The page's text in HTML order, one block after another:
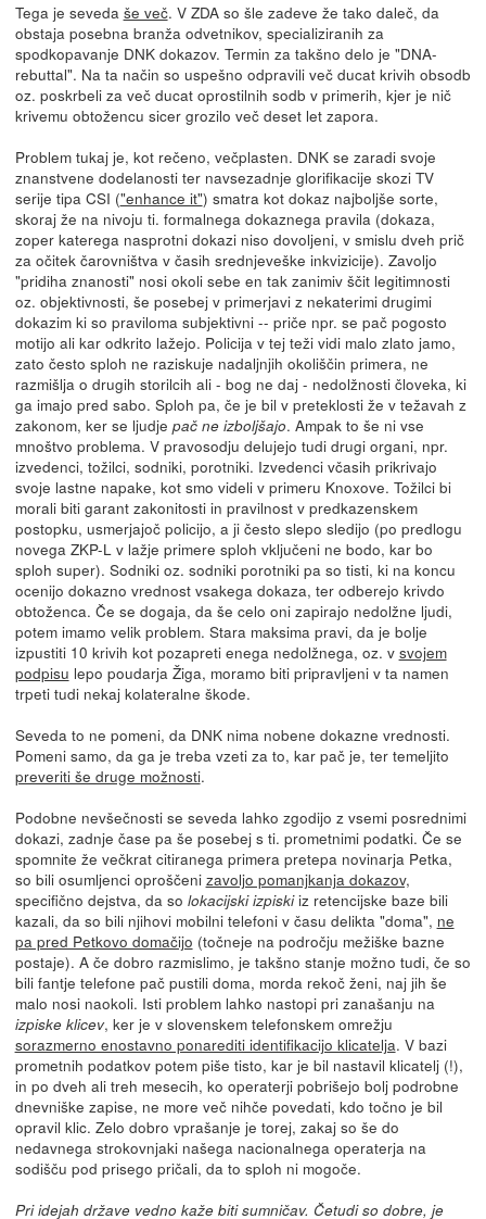
Tega je seveda še več. V ZDA so šle zadeve že tako daleč, da
obstaja posebna branža odvetnikov, specializiranih za
spodkopavanje DNK dokazov. Termin za takšno delo je "DNA-
rebuttal". Na ta način so uspešno odpravili več ducat krivih obsodb
oz. poskrbeli za več ducat oprostilnih sodb v primerih, kjer je nič
krivemu obtožencu sicer grozilo več deset let zapora.
Problem tukaj je, kot rečeno, večplasten. DNK se zaradi svoje
znanstvene dodelanosti ter navsezadnje glorifikacije skozi TV
serije tipa CSI ("enhance it") smatra kot dokaz najboljše sorte,
skoraj že na nivoju ti. formalnega dokaznega pravila (dokaza,
zoper katerega nasprotni dokazi niso dovoljeni, v smislu dveh prič
za očitek čarovništva v časih srednjeveške inkvizicije). Zavoljo
"pridiha znanosti" nosi okoli sebe en tak zanimiv ščit legitimnosti
oz. objektivnosti, še posebej v primerjavi z nekaterimi drugimi
dokazim ki so praviloma subjektivni -- priče npr. se pač pogosto
motijo ali kar odkrito lažejo. Policija v tej teži vidi malo zlato jamo,
zato često sploh ne raziskuje nadaljnjih okoliščin primera, ne
razmišlja o drugih storilcih ali - bog ne daj - nedolžnosti človeka, ki
ga imajo pred sabo. Sploh pa, če je bil v preteklosti že v težavah z
zakonom, ker se ljudje pač ne izboljšajo. Ampak to še ni vse
mnoštvo problema. V pravosodju delujejo tudi drugi organi, npr.
izvedenci, tožilci, sodniki, porotniki. Izvedenci včasih prikrivajo
svoje lastne napake, kot smo videli v primeru Knoxove. Tožilci bi
morali biti garant zakonitosti in pravilnost v predkazenskem
postopku, usmerjajoč policijo, a ji često slepo sledijo (po predlogu
novega ZKP-L v lažje primere sploh vključeni ne bodo, kar bo
sploh super). Sodniki oz. sodniki porotniki pa so tisti, ki na koncu
ocenijo dokazno vrednost vsakega dokaza, ter odberejo krivdo
obtoženca. Če se dogaja, da še celo oni zapirajo nedolžne ljudi,
potem imamo velik problem. Stara maksima pravi, da je bolje
izpustiti 10 krivih kot pozapreti enega nedolžnega, oz. v svojem
podpisu lepo poudarja Žiga, moramo biti pripravljeni v ta namen
trpeti tudi nekaj kolateralne škode.
Seveda to ne pomeni, da DNK nima nobene dokazne vrednosti.
Pomeni samo, da ga je treba vzeti za to, kar pač je, ter temeljito
preveriti še druge možnosti.
Podobne nevšečnosti se seveda lahko zgodijo z vsemi posrednimi
dokazi, zadnje čase pa še posebej s ti. prometnimi podatki. Če se
spomnite že večkrat citiranega primera pretepa novinarja Petka,
so bili osumljenci oproščeni zavoljo pomanjkanja dokazov,
specifično dejstva, da so lokacijski izpiskiiz retencijske baze bili
kazali, da so bili njihovi mobilni telefoni v času delikta "doma", ne
pa pred Petkovo domačijo (točneje na področju mežiške bazne
postaje). A če dobro razmislimo, je takšno stanje možno tudi, če so
bili fantje telefone pač pustili doma, morda rekoč ženi, naj jih še
malo nosi naokoli. Isti problem lahko nastopi pri zanašanju na
izpiske klicev, ker je v slovenskem telefonskem omrežju
sorazmerno enostavno ponarediti identifikacijo klicatelja. V bazi
prometnih podatkov potem piše tisto, kar je bil nastavil klicatelj (!),
in po dveh ali treh mesecih, ko operaterji pobrišejo bolj podrobne
dnevniške zapise, ne more več nihče povedati, kdo točno je bil
opravil klic. Zelo dobro vprašanje je torej, zakaj so še do
nedavnega strokovnjaki našega nacionalnega operaterja na
sodišču pod prisego pričali, da to sploh ni mogoče.
Pri idejah države vedno kaže biti sumničav. Četudi so dobre, je